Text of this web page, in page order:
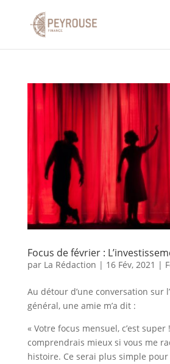
Focus de février :
par La Rédaction | 16 Fév, 2021 |
Au détour d’une conversation sur
général, une amie m’a dit :
« Votre focus mensuel, c’est super
comprendrais mieux si vous me
histoire. Ce serai plus simple